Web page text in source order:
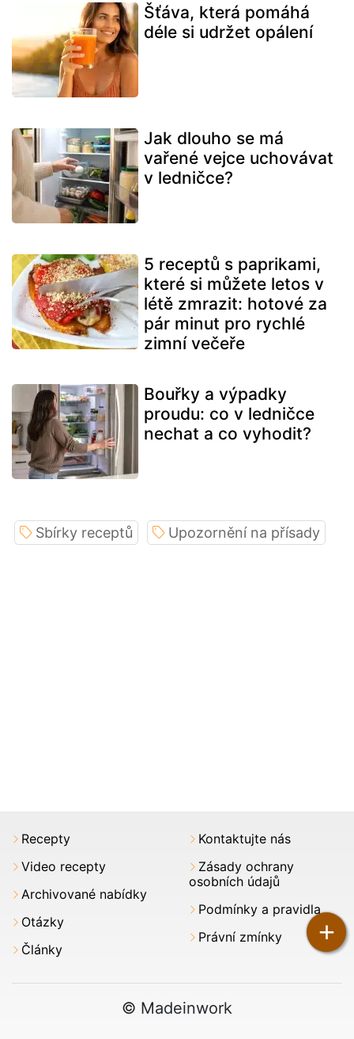
Šťáva, která pomáhá
déle si udržet opálení
Jak dlouho se má
vařené vejce uchovávat
v ledničce?
5 receptů s paprikami,
které si můžete letos v
létě zmrazit: hotové za
pár minut pro rychlé
zimní večeře
Bouřky a výpadky
proudu: co v ledničce
nechat a co vyhodit?
+
Sbírky receptů Upozornění na přísady
Recepty
Video recepty
Archivované nabídky
Otázky
Články
Kontaktujte nás
Zásady ochrany
osobních údajů
Podmínky a pravidla
Právní zmínky
© Madeinwork